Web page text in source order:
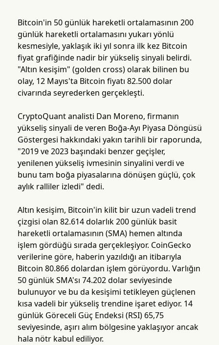
Bitcoin'in 50 günlük hareketli ortalamasının 200
günlük hareketli ortalamasını yukarı yönlü
kesmesiyle, yaklaşık iki yıl sonra ilk kez Bitcoin
fiyat grafiğinde nadir bir yükseliş sinyali belirdi.
"Altın kesişim" (golden cross) olarak bilinen bu
olay, 12 Mayıs'ta Bitcoin fiyatı 82.500 dolar
civarında seyrederken gerçekleşti.
CryptoQuant analisti Dan Moreno, firmanın
yükseliş sinyali de veren Boğa-Ayı Piyasa Döngüsü
Göstergesi hakkındaki yakın tarihli bir raporunda,
"2019 ve 2023 başındaki benzer geçişler,
yenilenen yükseliş ivmesinin sinyalini verdi ve
bunu tam boğa piyasalarına dönüşen güçlü, çok
aylık ralliler izledi" dedi.
Altın kesişim, Bitcoin'in kilit bir uzun vadeli trend
çizgisi olan 82.614 dolarlık 200 günlük basit
hareketli ortalamasının (SMA) hemen altında
işlem gördüğü sırada gerçekleşiyor. CoinGecko
verilerine göre, haberin yazıldığı an itibarıyla
Bitcoin 80.866 dolardan işlem görüyordu. Varlığın
50 günlük SMA'sı 74.202 dolar seviyesinde
bulunuyor ve bu da kesişimi tetikleyen güçlenen
kısa vadeli bir yükseliş trendine işaret ediyor. 14
günlük Göreceli Güç Endeksi (RSI) 65,75
seviyesinde, aşırı alım bölgesine yaklaşıyor ancak
hala nötr kabul ediliyor.